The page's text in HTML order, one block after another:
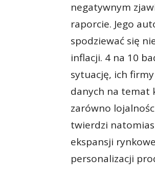
negatywnym
raporcie. Jego
spodziewać się
inflacji. 4 na 10
sytuację, ich
danych na temat
zarówno
twierdzi
ekspansji
personalizacji